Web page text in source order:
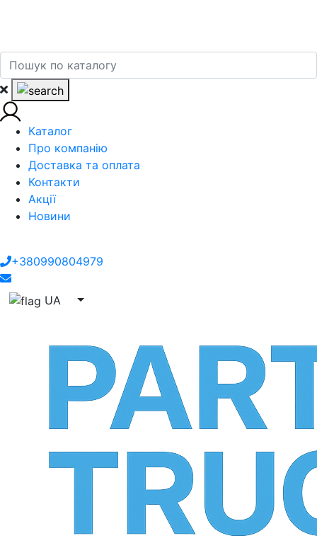
Каталог
Про компанію
Доставка та оплата
Контакти
Акції
Новини
+380990804979
UA